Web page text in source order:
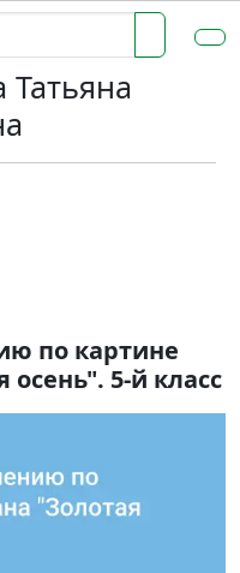
Татьяна
по картине
5-й класс